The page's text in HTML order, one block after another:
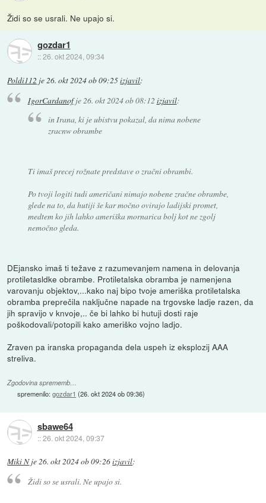
Židi so se usrali. Ne upajo si.
gozdar1
::26. okt 2024, 09:34
Poldi112 je26. okt 2024 ob 09:25izjavil:
IgorCardanofje 26. okt 2024 ob 08:12 izjavil:
in Irana, ki je ubistvu pokazal, da nima nobene
zracnw obrambe
Ti imaš precej rožnate predstave o zračni obrambi.
Po tvoji logiti tudi američani nimajo nobene zračne obrambe,
glede na to, da hutiji še kar močno ovirajo ladijski promet,
medtem ko jih lahko ameriška mornarica bolj kot ne zgolj
nemočno gleda.
DEjansko imaš ti težave z razumevanjem namena in delovanja
protiletasldke obrambe. Protiletalska obramba je namenjena
varovanju objektov,...kako naj bipo tvoje ameriška protiletalska
obramba preprečila naključne napade na trgovske ladje razen, da
jih spravijo v knvoje,.. če bi lahko bi hutuji dosti raje
poškodovali/potopili kako ameriško vojno ladjo.
Zraven pa iranska propaganda dela uspeh iz eksplozij AAA
streliva.
Zgodovina sprememb…
spremenilo:gozdar1 (26. okt 2024 ob 09:36)
sbawe64
::26. okt 2024, 09:37
Miki Nje26. okt 2024 ob 09:26izjavil:
Židi so se usrali. Ne upajo si.